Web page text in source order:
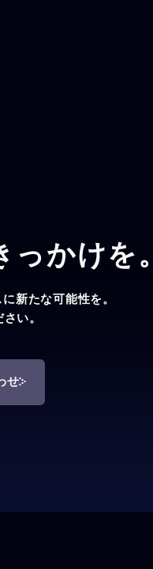
っかけを。
新たな可能性を。
い。
せ